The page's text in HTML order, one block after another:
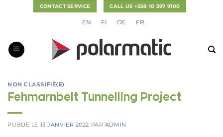
CONTACT SERVICE CALL US +358 10 397 9100
EN FI DE FR
NON CLASSIFIÉ(E)
Fehmarnbelt Tunnelling Project
PUBLIÉ LE 13 JANVIER 2022 PAR ADMIN